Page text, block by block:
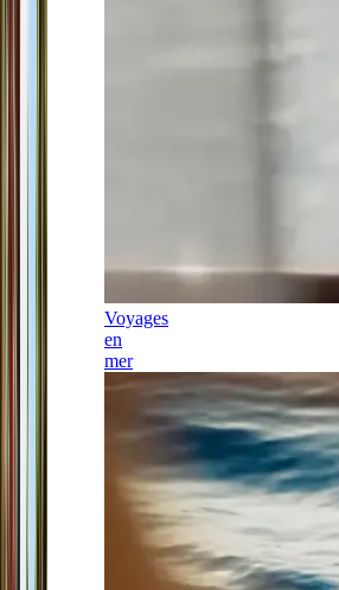
Voyages
en
mer